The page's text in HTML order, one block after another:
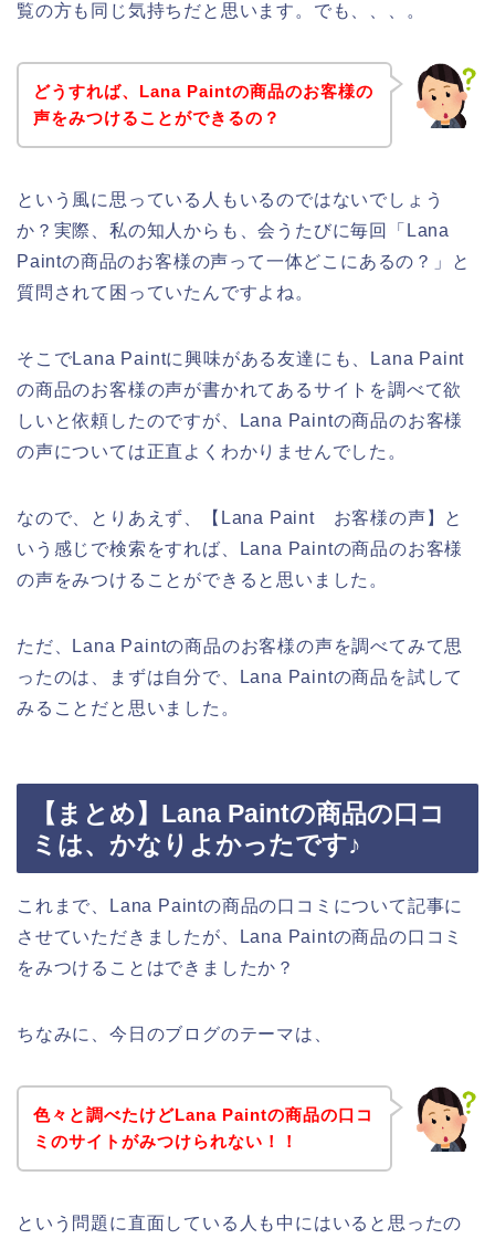
覧の方も同じ気持ちだと思います。でも、、、。
どうすれば、Lana Paintの商品のお客様の
声をみつけることができるの？
という風に思っている人もいるのではないでしょう
か？実際、私の知人からも、会うたびに毎回「Lana
Paintの商品のお客様の声って一体どこにあるの？」と
質問されて困っていたんですよね。
そこでLana Paintに興味がある友達にも、Lana Paint
の商品のお客様の声が書かれてあるサイトを調べて欲
しいと依頼したのですが、Lana Paintの商品のお客様
の声については正直よくわかりませんでした。
なので、とりあえず、【Lana Paint お客様の声】と
いう感じで検索をすれば、Lana Paintの商品のお客様
の声をみつけることができると思いました。
ただ、Lana Paintの商品のお客様の声を調べてみて思
ったのは、まずは自分で、Lana Paintの商品を試して
みることだと思いました。
【まとめ】Lana Paintの商品の口コ
ミは、かなりよかったです♪
これまで、Lana Paintの商品の口コミについて記事に
させていただきましたが、Lana Paintの商品の口コミ
をみつけることはできましたか？
ちなみに、今日のブログのテーマは、
色々と調べたけどLana Paintの商品の口コ
ミのサイトがみつけられない！！
という問題に直面している人も中にはいると思ったの